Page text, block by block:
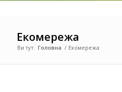
Екомережа
Ви тут: Головна / Екомережа